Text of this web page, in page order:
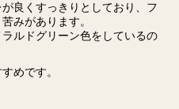
良くすっきりとしており、フ
みがあります。
ルドグリーン色をしているの
めです。